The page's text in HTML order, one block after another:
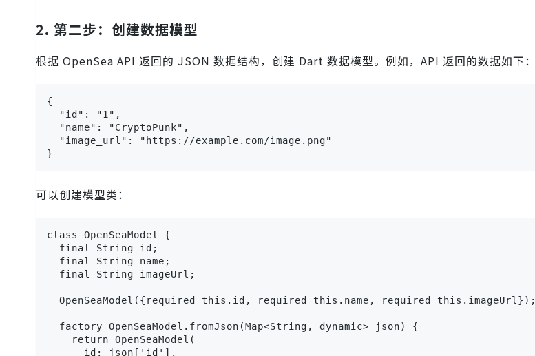
2. 第二步：创建数据模型
根据 OpenSea API 返回的 JSON 数据结构，创建 Dart 数据模型。例如，API 返回的数据如下：
{
  "id": "1",
  "name": "CryptoPunk",
  "image_url": "https://example.com/image.png"
}
可以创建模型类：
class OpenSeaModel {
  final String id;
  final String name;
  final String imageUrl;
  OpenSeaModel({required this.id, required this.name, required this.imageUrl});
  factory OpenSeaModel.fromJson(Map<String, dynamic> json) {
    return OpenSeaModel(
      id: json['id'],